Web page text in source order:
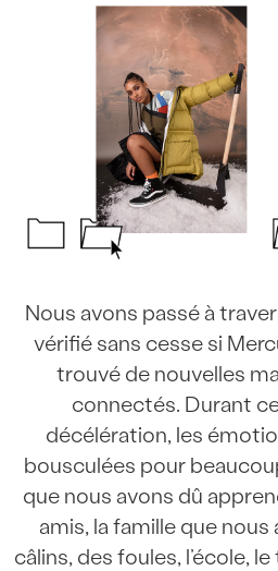
Nous avons passé à
vérifié sans cesse si
trouvé de nouvelles
connectés. Durant
décélération, les
bousculées pour
que nous avons dû
amis, la famille que nous
câlins, des foules, l’école,